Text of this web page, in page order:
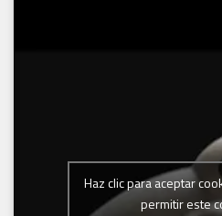
Haz clic para aceptar
permitir este